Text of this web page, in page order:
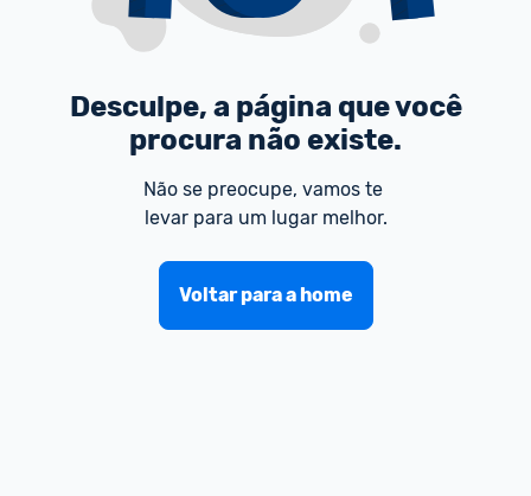
Desculpe, a página que você
procura não existe.
Não se preocupe, vamos te
levar para um lugar melhor.
Voltar para a home